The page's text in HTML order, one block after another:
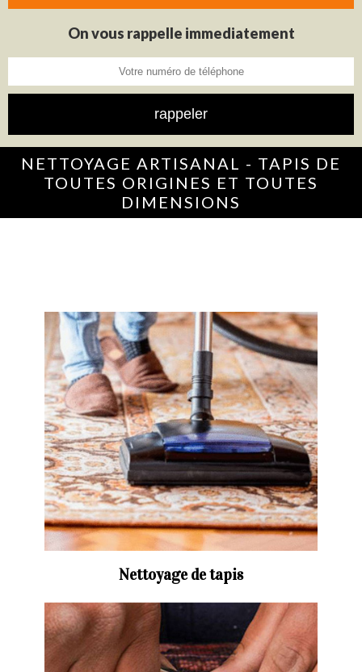
On vous rappelle immediatement
NETTOYAGE ARTISANAL - TAPIS DE
TOUTES ORIGINES ET TOUTES
DIMENSIONS
Nettoyage de tapis